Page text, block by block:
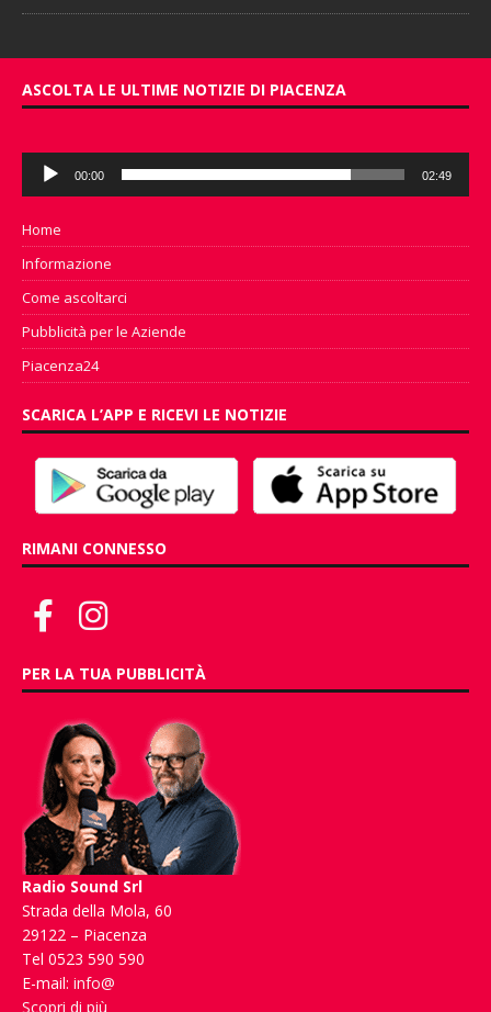
ASCOLTA LE ULTIME NOTIZIE DI PIACENZA
Audio
Player
00:00 02:49
Home
Informazione
Come ascoltarci
Pubblicità per le Aziende
Piacenza24
SCARICA L’APP E RICEVI LE NOTIZIE
RIMANI CONNESSO
PER LA TUA PUBBLICITÀ
Radio Sound Srl
Strada della Mola, 60
29122 – Piacenza
Tel 0523 590 590
E-mail: info@
Scopri di più